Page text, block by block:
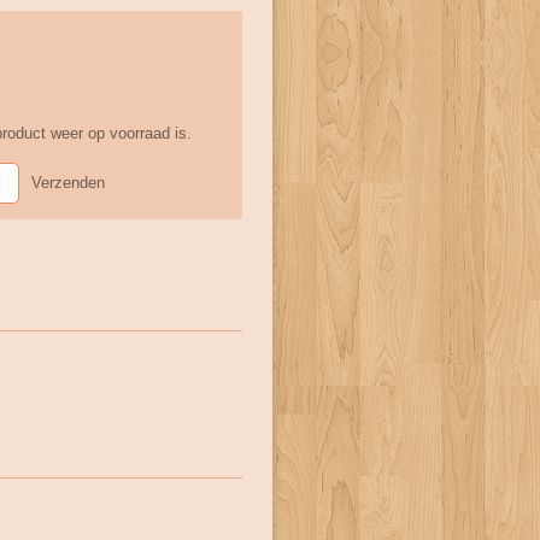
weer op voorraad is.
Verzenden